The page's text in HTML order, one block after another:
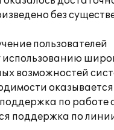
без
пользователей
использованию
возможностей
оказывается
по работе
поддержка по